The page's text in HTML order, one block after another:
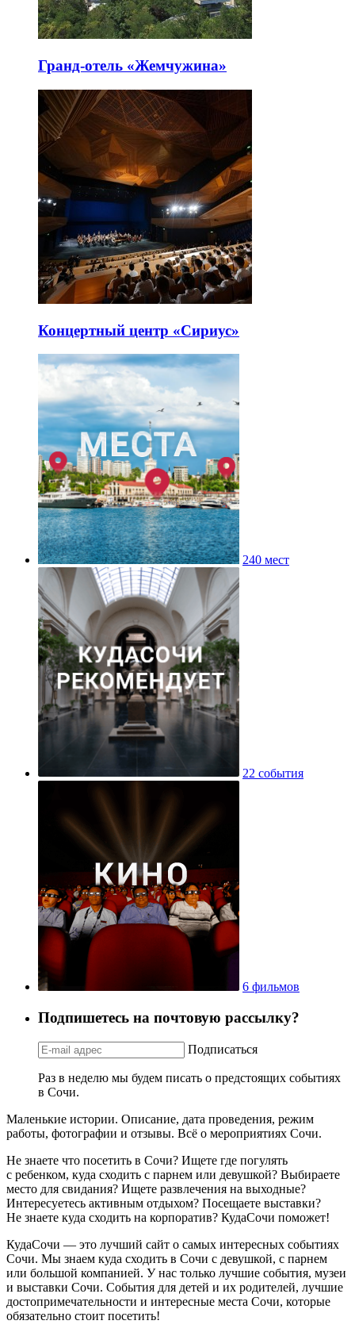
Гранд-отель «Жемчужина»
Концертный центр «Сириус»
240 мест
22 события
6 фильмов
Подпишетесь на почтовую рассылку?
Подписаться
Раз в неделю мы будем писать о предстоящих событиях
в Сочи.
Маленькие истории. Описание, дата проведения, режим
работы, фотографии и отзывы. Всё о мероприятиях Сочи.
Не знаете что посетить в Сочи? Ищете где погулять
с ребенком, куда сходить с парнем или девушкой? Выбираете
место для свидания? Ищете развлечения на выходные?
Интересуетесь активным отдыхом? Посещаете выставки?
Не знаете куда сходить на корпоратив? КудаСочи поможет!
КудаСочи — это лучший сайт о самых интересных событиях
Сочи. Мы знаем куда сходить в Сочи с девушкой, с парнем
или большой компанией. У нас только лучшие события, музеи
и выставки Сочи. События для детей и их родителей, лучшие
достопримечательности и интересные места Сочи, которые
обязательно стоит посетить!